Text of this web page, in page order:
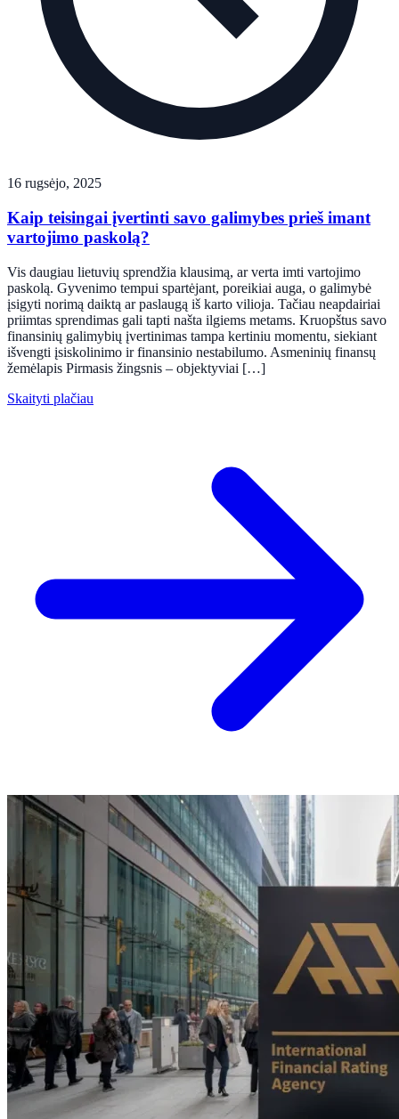
16 rugsėjo, 2025
Kaip teisingai įvertinti savo galimybes prieš imant
vartojimo paskolą?
Vis daugiau lietuvių sprendžia klausimą, ar verta imti vartojimo
paskolą. Gyvenimo tempui spartėjant, poreikiai auga, o galimybė
įsigyti norimą daiktą ar paslaugą iš karto vilioja. Tačiau neapdairiai
priimtas sprendimas gali tapti našta ilgiems metams. Kruopštus savo
finansinių galimybių įvertinimas tampa kertiniu momentu, siekiant
išvengti įsiskolinimo ir finansinio nestabilumo. Asmeninių finansų
žemėlapis Pirmasis žingsnis – objektyviai […]
Skaityti plačiau